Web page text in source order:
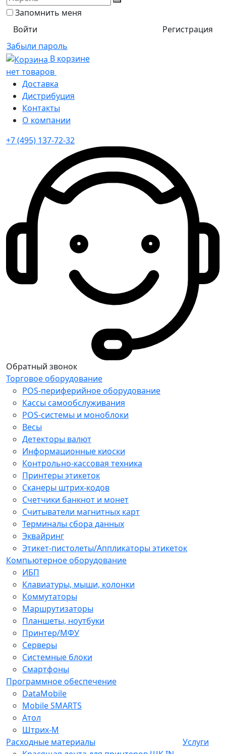
Запомнить меня
Регистрация
Забыли пароль
В корзине
нет товаров
Доставка
Дистрибуция
Контакты
О компании
+7 (495) 137-72-32
Обратный звонок
Торговое оборудование
POS-периферийное оборудование
Кассы самообслуживания
POS-системы и моноблоки
Весы
Детекторы валют
Информационные киоски
Контрольно-кассовая техника
Принтеры этикеток
Сканеры штрих-кодов
Счетчики банкнот и монет
Считыватели магнитных карт
Терминалы сбора данных
Эквайринг
Этикет-пистолеты/Аппликаторы этикеток
Компьютерное оборудование
ИБП
Клавиатуры, мыши, колонки
Коммутаторы
Маршрутизаторы
Планшеты, ноутбуки
Принтер/МФУ
Серверы
Системные блоки
Смартфоны
Программное обеспечение
DataMobile
Mobile SMARTS
Атол
Штрих-М
Расходные материалы
Услуги